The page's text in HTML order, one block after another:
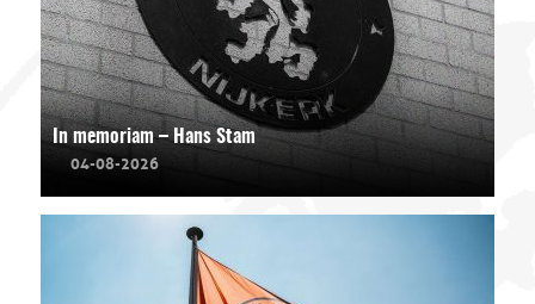
In memoriam – Hans Stam
04-08-2026